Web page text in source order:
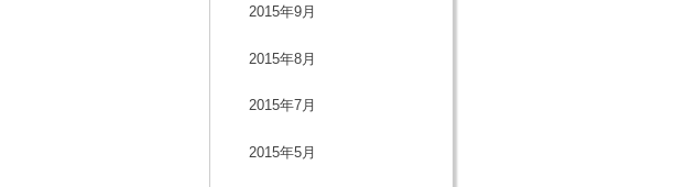
2015年9月
2015年8月
2015年7月
2015年5月